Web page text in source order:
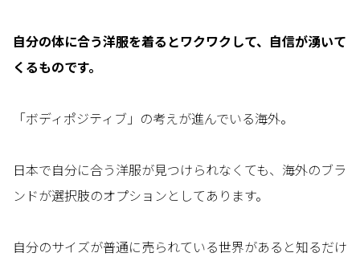
自分の体に合う洋服を着るとワクワクして、自信が湧いて
くるものです。
「ボディポジティブ」の考えが進んでいる海外。
日本で自分に合う洋服が見つけられなくても、海外のブラ
ンドが選択肢のオプションとしてあります。
自分のサイズが普通に売られている世界があると知るだけ